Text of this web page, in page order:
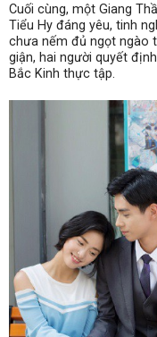
Cuối cùng, một Giang
Tiểu Hy đáng yêu, tinh
chưa nếm đủ ngọt ngào
giận, hai người quyết
Bắc Kinh thực tập.